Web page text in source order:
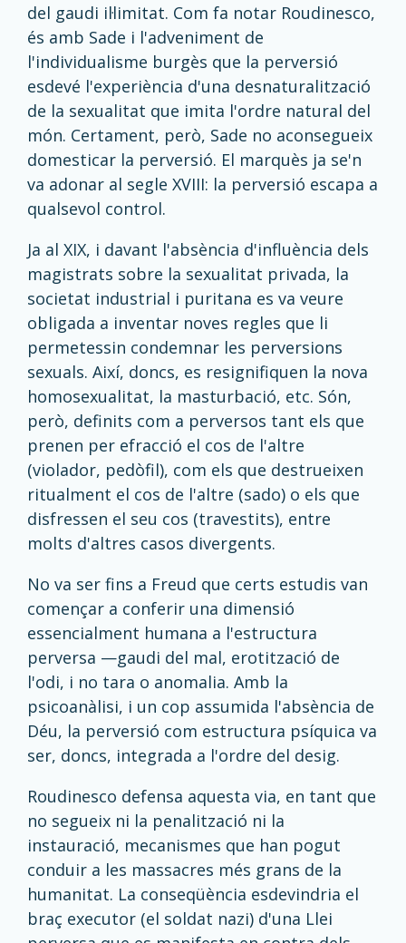
del gaudi il·limitat. Com fa notar Roudinesco,
és amb Sade i l'adveniment de
l'individualisme burgès que la perversió
esdevé l'experiència d'una desnaturalització
de la sexualitat que imita l'ordre natural del
món. Certament, però, Sade no aconsegueix
domesticar la perversió. El marquès ja se'n
va adonar al segle XVIII: la perversió escapa a
qualsevol control.
Ja al XIX, i davant l'absència d'influència dels
magistrats sobre la sexualitat privada, la
societat industrial i puritana es va veure
obligada a inventar noves regles que li
permetessin condemnar les perversions
sexuals. Així, doncs, es resignifiquen la nova
homosexualitat, la masturbació, etc. Són,
però, definits com a perversos tant els que
prenen per efracció el cos de l'altre
(violador, pedòfil), com els que destrueixen
ritualment el cos de l'altre (sado) o els que
disfressen el seu cos (travestits), entre
molts d'altres casos divergents.
No va ser fins a Freud que certs estudis van
començar a conferir una dimensió
essencialment humana a l'estructura
perversa —gaudi del mal, erotització de
l'odi, i no tara o anomalia. Amb la
psicoanàlisi, i un cop assumida l'absència de
Déu, la perversió com estructura psíquica va
ser, doncs, integrada a l'ordre del desig.
Roudinesco defensa aquesta via, en tant que
no segueix ni la penalització ni la
instauració, mecanismes que han pogut
conduir a les massacres més grans de la
humanitat. La conseqüència esdevindria el
braç executor (el soldat nazi) d'una Llei